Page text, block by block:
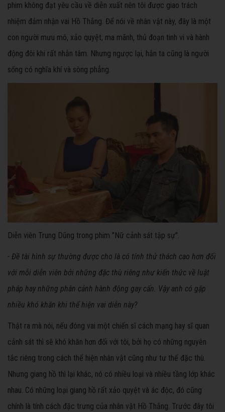
phim không đạt yêu cầu về diễn xuất nên tôi được giao trách
nhiệm đảm nhận vai Hồ Thắng. Để nói về nhân vật này, đây là một
con người mưu mô, xảo quyệt, ma mãnh, thủ đoạn tinh vi và hành
động đôi khi rất nhẫn tâm. Nhưng ngược lại, hắn ta cũng là người
sống có nghĩa khí và sòng phẳng.
Diễn viên Trung Dũng trong phim "Nữ cảnh sát tập sự".
- Đề tài hình sự thường được cho là có tính thử thách cao hơn đối
với mỗi diễn viên bởi những đặc thù riêng như kiến thức về luật
pháp hay những phân cảnh hành động gay cấn. Vậy anh có gặp
nhiều khó khăn khi thể hiện vai diễn này?
Thật ra mà nói, nếu đóng vai một chiến sĩ cách mạng hay sĩ quan
cảnh sát thì sẽ khó khăn hơn đối với tôi, bởi họ có những nguyên
tắc riêng trong cách thể hiện nhân vật cũng như tư thế đặc thù.
Nhưng giang hồ thì lại khác, nó có nhiều loại và nhiều tầng lớp khác
nhau. Có những loại giang hồ rất xảo quyệt và ác độc, đó cũng
chính là tính cách đặc trưng của nhân vật Hồ Thắng. Trước đây tôi